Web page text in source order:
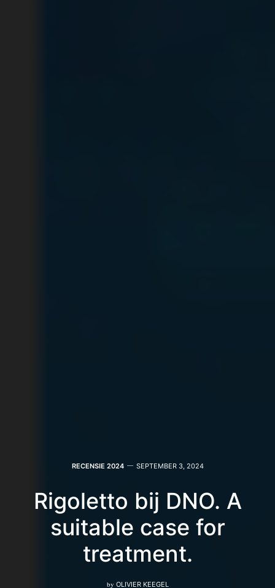
RECENSIE 2024 SEPTEMBER 3, 2024
Rigoletto bij DNO. A
suitable case for
treatment.
by OLIVIER KEEGEL